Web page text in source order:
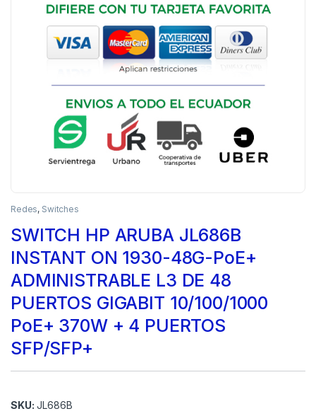
Redes, Switches
SWITCH HP ARUBA JL686B
INSTANT ON 1930-48G-PoE+
ADMINISTRABLE L3 DE 48
PUERTOS GIGABIT 10/100/1000
PoE+ 370W + 4 PUERTOS
SFP/SFP+
SKU: JL686B